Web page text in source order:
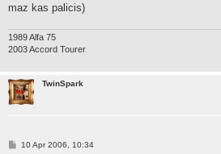
maz kas palicis)
1989 Alfa 75
2003 Accord Tourer
TwinSpark
P10 Apr 2006, 10:34